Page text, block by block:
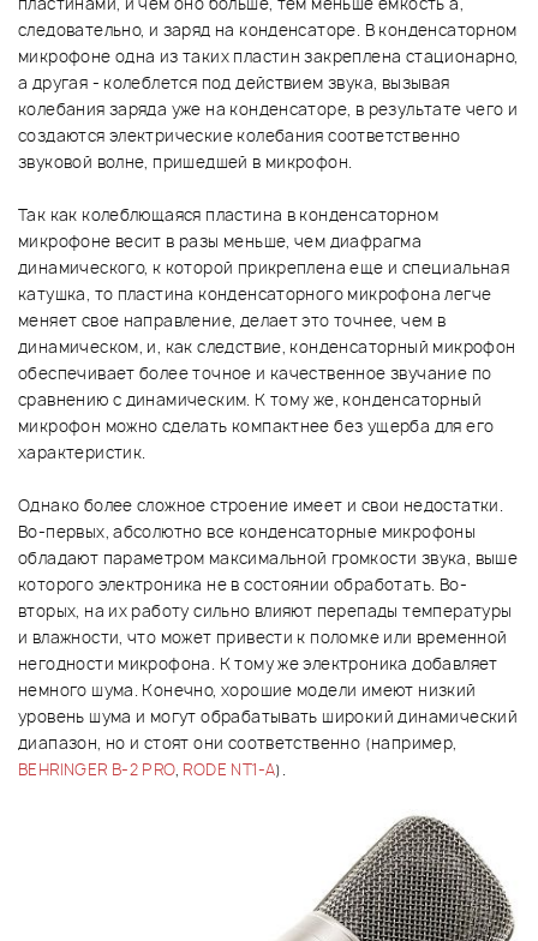
следовательно, и заряд на конденсаторе. В конденсаторном
микрофоне одна из таких пластин закреплена стационарно,
а другая - колеблется под действием звука, вызывая
колебания заряда уже на конденсаторе, в результате чего и
создаются электрические колебания соответственно
звуковой волне, пришедшей в микрофон.
Так как колеблющаяся пластина в конденсаторном
микрофоне весит в разы меньше, чем диафрагма
динамического, к которой прикреплена еще и специальная
катушка, то пластина конденсаторного микрофона легче
меняет свое направление, делает это точнее, чем в
динамическом, и, как следствие, конденсаторный микрофон
обеспечивает более точное и качественное звучание по
сравнению с динамическим. К тому же, конденсаторный
микрофон можно сделать компактнее без ущерба для его
характеристик.
Однако более сложное строение имеет и свои недостатки.
Во-первых, абсолютно все конденсаторные микрофоны
обладают параметром максимальной громкости звука, выше
которого электроника не в состоянии обработать. Во-
вторых, на их работу сильно влияют перепады температуры
и влажности, что может привести к поломке или временной
негодности микрофона. К тому же электроника добавляет
немного шума. Конечно, хорошие модели имеют низкий
уровень шума и могут обрабатывать широкий динамический
диапазон, но и стоят они соответственно (например,
BEHRINGER B-2 PRO, RODE NT1-A).